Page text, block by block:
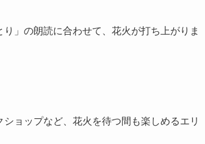
」の朗読に合わせて、花火が打ち上がりま
ョップなど、花火を待つ間も楽しめるエリ